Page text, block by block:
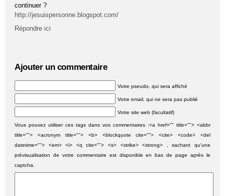
continuer ?
http://jesuispersonne.blogspot.com/
Répondre ici
Ajouter un commentaire
Votre pseudo, qui sera affiché
Votre email, qui ne sera pas publié
Votre site web (facultatif)
Vous pouvez utiliser ces tags dans vos commentaires :<a href="" title=""> <abbr
title=""> <acronym title=""> <b> <blockquote cite=""> <cite> <code> <del
datetime=""> <em> <i> <q cite=""> <s> <strike> <strong> , sachant qu'une
prévisualisation de votre commentaire est disponible en bas de page après le
captcha.